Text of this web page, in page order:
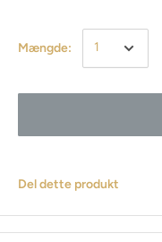
Mængde:
Del dette produkt